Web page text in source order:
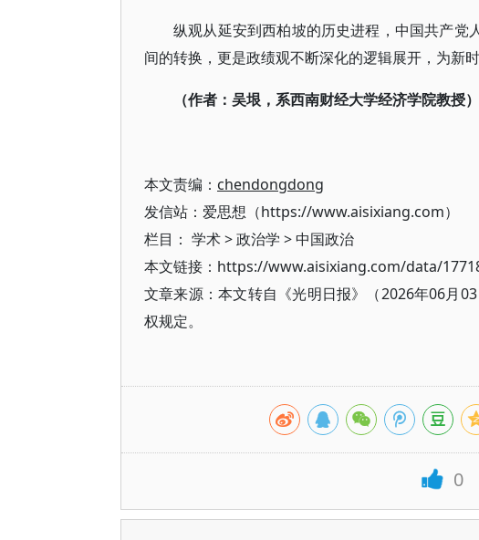
纵观从延安到西柏坡的历史进程，中国共产党
间的转换，更是政绩观不断深化的逻辑展开，为新
（作者：吴垠，系西南财经大学经济学院教授）
本文责编： chendongdong
发信站：爱思想（https://www.aisixiang.com）
栏目： 学术>政治学 >中国政治
本文链接：https://www.aisixiang.com/data/
文章来源：本文转自《光明日报》（2026年06月
权规定。
0